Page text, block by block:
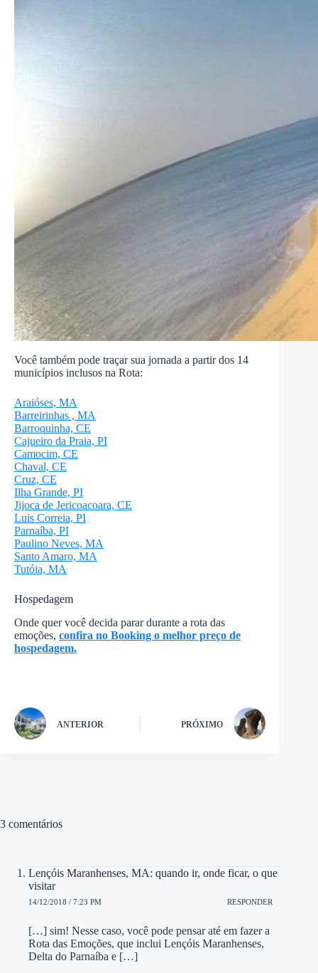
Você também pode traçar sua jornada a partir dos 14
municípios inclusos na Rota:
Araióses, MA
Barreirinhas , MA
Barroquinha, CE
Cajueiro da Praia, PI
Camocim, CE
Chaval, CE
Cruz, CE
Ilha Grande, PI
Jijoca de Jericoacoara, CE
Luis Correia, PI
Parnaíba, PI
Paulino Neves, MA
Santo Amaro, MA
Tutóia, MA
Hospedagem
Onde quer você decida parar durante a rota das
emoções, confira no Booking o melhor preço de
hospedagem.
ANTERIOR PRÓXIMO
3 comentários
Lençóis Maranhenses, MA: quando ir, onde ficar, o que
visitar
14/12/2018 / 7:23 PM RESPONDER
[…] sim! Nesse caso, você pode pensar até em fazer a
Rota das Emoções, que inclui Lençóis Maranhenses,
Delta do Parnaíba e […]